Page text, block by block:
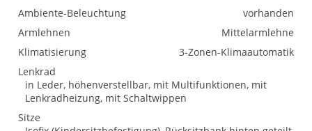
Ambiente-Beleuchtung
vorhanden
Armlehnen
Mittelarmlehne
Klimatisierung
3-Zonen-Klimaautomatik
Lenkrad
in Leder, höhenverstellbar, mit Multifunktionen, mit
Lenkradheizung, mit Schaltwippen
Sitze